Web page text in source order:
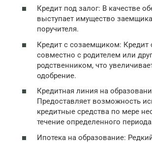
Кредит под залог: В качестве
выступает имущество
поручителя.
Кредит с созаемщиком: Кредит
совместно с родителем или
родственником, что
одобрение.
Кредитная линия на
Предоставляет возможность
кредитные средства по мере
течение определенного
Ипотека на образование: